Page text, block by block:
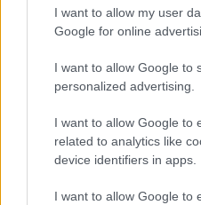
I want to allow my user
Google for online
I want to allow Google to
personalized advertising.
I want to allow Google to
related to analytics like
device identifiers in apps.
I want to allow Google to
Η εισαγγελέας του
να
Υπάρχουν ακράδαντα
εδράζονται στο
γεγονότα, ώστε να
την αόριστη